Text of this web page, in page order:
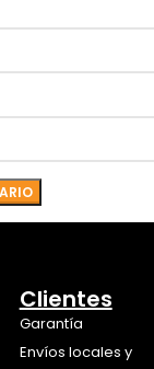
Clientes
Garantía
Envíos locales y